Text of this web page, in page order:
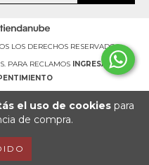
el uso de cookiespara
de compra.
LOS DERECHOS RESERVADOS.
PARA RECLAMOS
INGRESÁ ACÁ.